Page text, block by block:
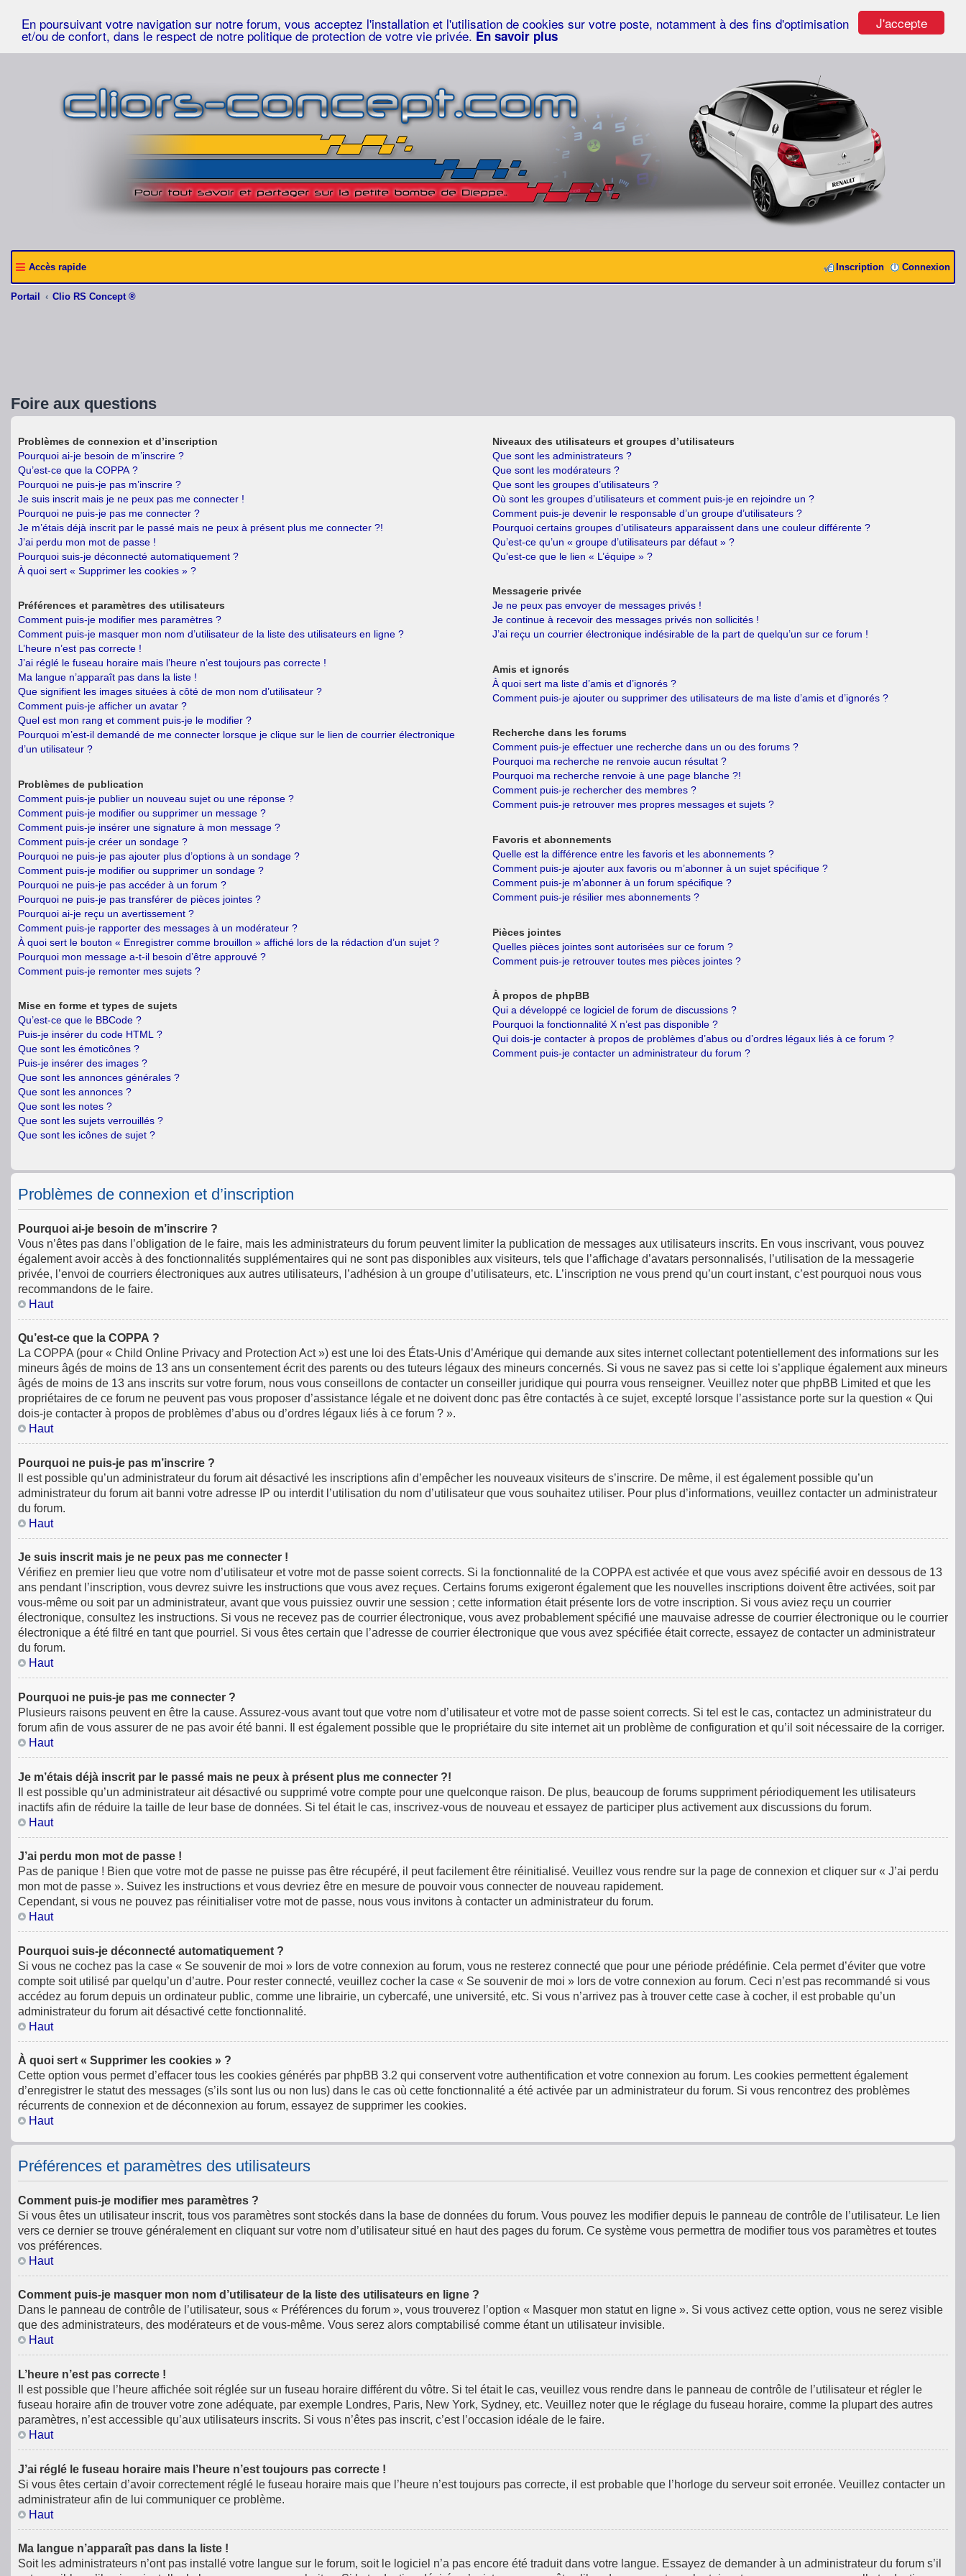
J'accepte
En poursuivant votre navigation sur notre forum, vous acceptez l'installation et l'utilisation de cookies sur votre poste, notamment à des fins d'optimisation
et/ou de confort, dans le respect de notre politique de protection de votre vie privée. En savoir plus
Accès rapide Connexion
Inscription
Portail Clio RS Concept ®
Foire aux questions
Problèmes de connexion et d’inscription
Pourquoi ai-je besoin de m’inscrire ?
Qu’est-ce que la COPPA ?
Pourquoi ne puis-je pas m’inscrire ?
Je suis inscrit mais je ne peux pas me connecter !
Pourquoi ne puis-je pas me connecter ?
Je m’étais déjà inscrit par le passé mais ne peux à présent plus me connecter ?!
J’ai perdu mon mot de passe !
Pourquoi suis-je déconnecté automatiquement ?
À quoi sert « Supprimer les cookies » ?
Préférences et paramètres des utilisateurs
Comment puis-je modifier mes paramètres ?
Comment puis-je masquer mon nom d’utilisateur de la liste des utilisateurs en ligne ?
L’heure n’est pas correcte !
J’ai réglé le fuseau horaire mais l’heure n’est toujours pas correcte !
Ma langue n’apparaît pas dans la liste !
Que signifient les images situées à côté de mon nom d’utilisateur ?
Comment puis-je afficher un avatar ?
Quel est mon rang et comment puis-je le modifier ?
Pourquoi m’est-il demandé de me connecter lorsque je clique sur le lien de courrier électronique
d’un utilisateur ?
Problèmes de publication
Comment puis-je publier un nouveau sujet ou une réponse ?
Comment puis-je modifier ou supprimer un message ?
Comment puis-je insérer une signature à mon message ?
Comment puis-je créer un sondage ?
Pourquoi ne puis-je pas ajouter plus d’options à un sondage ?
Comment puis-je modifier ou supprimer un sondage ?
Pourquoi ne puis-je pas accéder à un forum ?
Pourquoi ne puis-je pas transférer de pièces jointes ?
Pourquoi ai-je reçu un avertissement ?
Comment puis-je rapporter des messages à un modérateur ?
À quoi sert le bouton « Enregistrer comme brouillon » affiché lors de la rédaction d’un sujet ?
Pourquoi mon message a-t-il besoin d’être approuvé ?
Comment puis-je remonter mes sujets ?
Mise en forme et types de sujets
Qu’est-ce que le BBCode ?
Puis-je insérer du code HTML ?
Que sont les émoticônes ?
Puis-je insérer des images ?
Que sont les annonces générales ?
Que sont les annonces ?
Que sont les notes ?
Que sont les sujets verrouillés ?
Que sont les icônes de sujet ?
Niveaux des utilisateurs et groupes d’utilisateurs
Que sont les administrateurs ?
Que sont les modérateurs ?
Que sont les groupes d’utilisateurs ?
Où sont les groupes d’utilisateurs et comment puis-je en rejoindre un ?
Comment puis-je devenir le responsable d’un groupe d’utilisateurs ?
Pourquoi certains groupes d’utilisateurs apparaissent dans une couleur différente ?
Qu’est-ce qu’un « groupe d’utilisateurs par défaut » ?
Qu’est-ce que le lien « L’équipe » ?
Messagerie privée
Je ne peux pas envoyer de messages privés !
Je continue à recevoir des messages privés non sollicités !
J’ai reçu un courrier électronique indésirable de la part de quelqu’un sur ce forum !
Amis et ignorés
À quoi sert ma liste d’amis et d’ignorés ?
Comment puis-je ajouter ou supprimer des utilisateurs de ma liste d’amis et d’ignorés ?
Recherche dans les forums
Comment puis-je effectuer une recherche dans un ou des forums ?
Pourquoi ma recherche ne renvoie aucun résultat ?
Pourquoi ma recherche renvoie à une page blanche ?!
Comment puis-je rechercher des membres ?
Comment puis-je retrouver mes propres messages et sujets ?
Favoris et abonnements
Quelle est la différence entre les favoris et les abonnements ?
Comment puis-je ajouter aux favoris ou m’abonner à un sujet spécifique ?
Comment puis-je m’abonner à un forum spécifique ?
Comment puis-je résilier mes abonnements ?
Pièces jointes
Quelles pièces jointes sont autorisées sur ce forum ?
Comment puis-je retrouver toutes mes pièces jointes ?
À propos de phpBB
Qui a développé ce logiciel de forum de discussions ?
Pourquoi la fonctionnalité X n’est pas disponible ?
Qui dois-je contacter à propos de problèmes d’abus ou d’ordres légaux liés à ce forum ?
Comment puis-je contacter un administrateur du forum ?
Problèmes de connexion et d’inscription
Pourquoi ai-je besoin de m’inscrire ?
Vous n’êtes pas dans l’obligation de le faire, mais les administrateurs du forum peuvent limiter la publication de messages aux utilisateurs inscrits. En vous inscrivant, vous pouvez
également avoir accès à des fonctionnalités supplémentaires qui ne sont pas disponibles aux visiteurs, tels que l’affichage d’avatars personnalisés, l’utilisation de la messagerie
privée, l’envoi de courriers électroniques aux autres utilisateurs, l’adhésion à un groupe d’utilisateurs, etc. L’inscription ne vous prend qu’un court instant, c’est pourquoi nous vous
recommandons de le faire.
Haut
Qu’est-ce que la COPPA ?
La COPPA (pour « Child Online Privacy and Protection Act ») est une loi des États-Unis d’Amérique qui demande aux sites internet collectant potentiellement des informations sur les
mineurs âgés de moins de 13 ans un consentement écrit des parents ou des tuteurs légaux des mineurs concernés. Si vous ne savez pas si cette loi s’applique également aux mineurs
âgés de moins de 13 ans inscrits sur votre forum, nous vous conseillons de contacter un conseiller juridique qui pourra vous renseigner. Veuillez noter que phpBB Limited et que les
propriétaires de ce forum ne peuvent pas vous proposer d’assistance légale et ne doivent donc pas être contactés à ce sujet, excepté lorsque l’assistance porte sur la question « Qui
dois-je contacter à propos de problèmes d’abus ou d’ordres légaux liés à ce forum ? ».
Haut
Pourquoi ne puis-je pas m’inscrire ?
Il est possible qu’un administrateur du forum ait désactivé les inscriptions afin d’empêcher les nouveaux visiteurs de s’inscrire. De même, il est également possible qu’un
administrateur du forum ait banni votre adresse IP ou interdit l’utilisation du nom d’utilisateur que vous souhaitez utiliser. Pour plus d’informations, veuillez contacter un administrateur
du forum.
Haut
Je suis inscrit mais je ne peux pas me connecter !
Vérifiez en premier lieu que votre nom d’utilisateur et votre mot de passe soient corrects. Si la fonctionnalité de la COPPA est activée et que vous avez spécifié avoir en dessous de 13
ans pendant l’inscription, vous devrez suivre les instructions que vous avez reçues. Certains forums exigeront également que les nouvelles inscriptions doivent être activées, soit par
vous-même ou soit par un administrateur, avant que vous puissiez ouvrir une session ; cette information était présente lors de votre inscription. Si vous aviez reçu un courrier
électronique, consultez les instructions. Si vous ne recevez pas de courrier électronique, vous avez probablement spécifié une mauvaise adresse de courrier électronique ou le courrier
électronique a été filtré en tant que pourriel. Si vous êtes certain que l’adresse de courrier électronique que vous avez spécifiée était correcte, essayez de contacter un administrateur
du forum.
Haut
Pourquoi ne puis-je pas me connecter ?
Plusieurs raisons peuvent en être la cause. Assurez-vous avant tout que votre nom d’utilisateur et votre mot de passe soient corrects. Si tel est le cas, contactez un administrateur du
forum afin de vous assurer de ne pas avoir été banni. Il est également possible que le propriétaire du site internet ait un problème de configuration et qu’il soit nécessaire de la corriger.
Haut
Je m’étais déjà inscrit par le passé mais ne peux à présent plus me connecter ?!
Il est possible qu’un administrateur ait désactivé ou supprimé votre compte pour une quelconque raison. De plus, beaucoup de forums suppriment périodiquement les utilisateurs
inactifs afin de réduire la taille de leur base de données. Si tel était le cas, inscrivez-vous de nouveau et essayez de participer plus activement aux discussions du forum.
Haut
J’ai perdu mon mot de passe !
Pas de panique ! Bien que votre mot de passe ne puisse pas être récupéré, il peut facilement être réinitialisé. Veuillez vous rendre sur la page de connexion et cliquer sur « J’ai perdu
mon mot de passe ». Suivez les instructions et vous devriez être en mesure de pouvoir vous connecter de nouveau rapidement.
Cependant, si vous ne pouvez pas réinitialiser votre mot de passe, nous vous invitons à contacter un administrateur du forum.
Haut
Pourquoi suis-je déconnecté automatiquement ?
Si vous ne cochez pas la case « Se souvenir de moi » lors de votre connexion au forum, vous ne resterez connecté que pour une période prédéfinie. Cela permet d’éviter que votre
compte soit utilisé par quelqu’un d’autre. Pour rester connecté, veuillez cocher la case « Se souvenir de moi » lors de votre connexion au forum. Ceci n’est pas recommandé si vous
accédez au forum depuis un ordinateur public, comme une librairie, un cybercafé, une université, etc. Si vous n’arrivez pas à trouver cette case à cocher, il est probable qu’un
administrateur du forum ait désactivé cette fonctionnalité.
Haut
À quoi sert « Supprimer les cookies » ?
Cette option vous permet d’effacer tous les cookies générés par phpBB 3.2 qui conservent votre authentification et votre connexion au forum. Les cookies permettent également
d’enregistrer le statut des messages (s’ils sont lus ou non lus) dans le cas où cette fonctionnalité a été activée par un administrateur du forum. Si vous rencontrez des problèmes
récurrents de connexion et de déconnexion au forum, essayez de supprimer les cookies.
Haut
Préférences et paramètres des utilisateurs
Comment puis-je modifier mes paramètres ?
Si vous êtes un utilisateur inscrit, tous vos paramètres sont stockés dans la base de données du forum. Vous pouvez les modifier depuis le panneau de contrôle de l’utilisateur. Le lien
vers ce dernier se trouve généralement en cliquant sur votre nom d’utilisateur situé en haut des pages du forum. Ce système vous permettra de modifier tous vos paramètres et toutes
vos préférences.
Haut
Comment puis-je masquer mon nom d’utilisateur de la liste des utilisateurs en ligne ?
Dans le panneau de contrôle de l’utilisateur, sous « Préférences du forum », vous trouverez l’option « Masquer mon statut en ligne ». Si vous activez cette option, vous ne serez visible
que des administrateurs, des modérateurs et de vous-même. Vous serez alors comptabilisé comme étant un utilisateur invisible.
Haut
L’heure n’est pas correcte !
Il est possible que l’heure affichée soit réglée sur un fuseau horaire différent du vôtre. Si tel était le cas, veuillez vous rendre dans le panneau de contrôle de l’utilisateur et régler le
fuseau horaire afin de trouver votre zone adéquate, par exemple Londres, Paris, New York, Sydney, etc. Veuillez noter que le réglage du fuseau horaire, comme la plupart des autres
paramètres, n’est accessible qu’aux utilisateurs inscrits. Si vous n’êtes pas inscrit, c’est l’occasion idéale de le faire.
Haut
J’ai réglé le fuseau horaire mais l’heure n’est toujours pas correcte !
Si vous êtes certain d’avoir correctement réglé le fuseau horaire mais que l’heure n’est toujours pas correcte, il est probable que l’horloge du serveur soit erronée. Veuillez contacter un
administrateur afin de lui communiquer ce problème.
Haut
Ma langue n’apparaît pas dans la liste !
Soit les administrateurs n’ont pas installé votre langue sur le forum, soit le logiciel n’a pas encore été traduit dans votre langue. Essayez de demander à un administrateur du forum s’il